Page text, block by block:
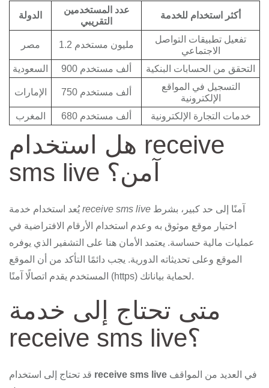
الدولة
عدد المستخدمين
التقريبي
أكثر استخدام للخدمة
مصر 1.2 مليون مستخدم
تفعيل تطبيقات التواصل
الاجتماعي
السعودية
900 ألف مستخدم التحقق من الحسابات البنكية
الإمارات 750 ألف مستخدم
التسجيل في المواقع
الإلكترونية
المغرب
680 ألف مستخدم خدمات التجارة الإلكترونية
هل استخدام receive
sms live آمن؟
يُعد استخدام خدمةreceive sms live
اختيار موقع موثوق به وعدم استخدام الأرقام الافتراضية في
عمليات مالية حساسة. يعتمد الأمان هنا على التشفير الذي يوفره
الموقع وعلى تحديثاته الدورية. يجب دائمًا التأكد من أن الموقع
المستخدم يقدم اتصالًا آمنًا (https) لحماية بياناتك.
متى تحتاج إلى خدمة
receive sms live؟
receive sms live